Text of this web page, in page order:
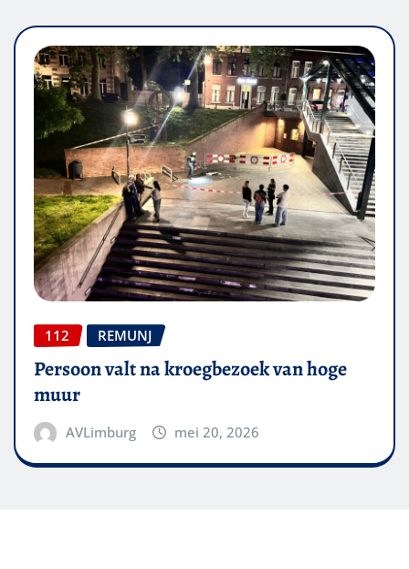
112 REMUNJ
Persoon valt na kroegbezoek van hoge
muur
AVLimburg mei 20, 2026